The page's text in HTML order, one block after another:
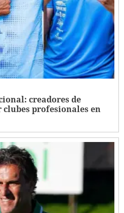
creadores de
profesionales en